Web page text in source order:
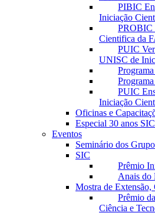
PIBIC
Iniciação
PROBIC
Cientifica da
PUIC
UNISC de
PUIC
Iniciação
Oficinas e
Especial 30 anos
Eventos
Seminário dos
SIC
Prêmio
Anais do
Mostra de
Prêmio
Ciência e